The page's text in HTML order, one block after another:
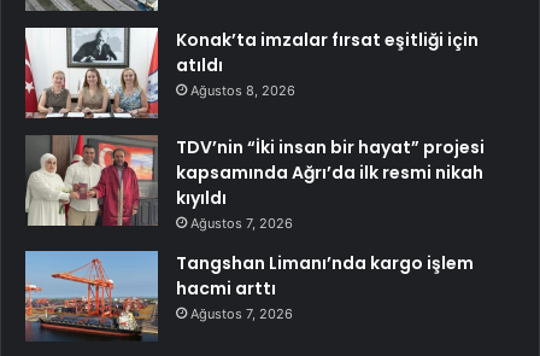
Konak’ta imzalar fırsat eşitliği için
atıldı
Ağustos 8, 2026
TDV’nin “İki insan bir hayat” projesi
kapsamında Ağrı’da ilk resmi nikah
kıyıldı
Ağustos 7, 2026
Tangshan Limanı’nda kargo işlem
hacmi arttı
Ağustos 7, 2026